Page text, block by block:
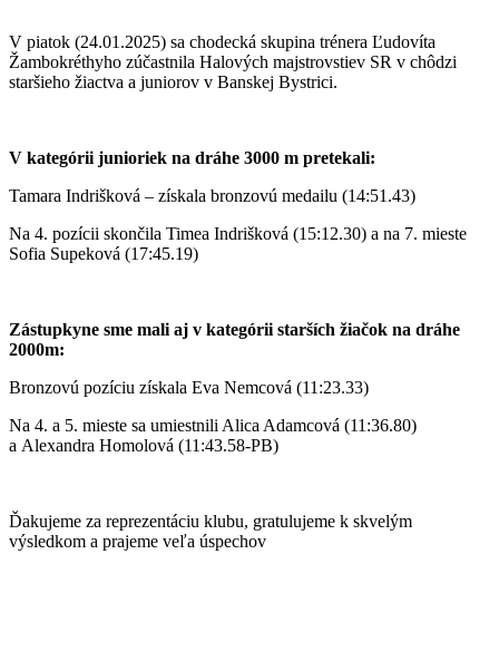
V piatok (24.01.2025) sa chodecká skupina trénera Ľudovíta
Žambokréthyho zúčastnila Halových majstrovstiev SR v chôdzi
staršieho žiactva a juniorov v Banskej Bystrici.
V kategórii junioriek na dráhe 3000 m pretekali:
Tamara Indrišková – získala bronzovú medailu (14:51.43)
Na 4. pozícii skončila Timea Indrišková (15:12.30) a na 7. mieste
Sofia Supeková (17:45.19)
Zástupkyne sme mali aj v kategórii starších žiačok na dráhe
2000m:
Bronzovú pozíciu získala Eva Nemcová (11:23.33)
Na 4. a 5. mieste sa umiestnili Alica Adamcová (11:36.80)
a Alexandra Homolová (11:43.58-PB)
Ďakujeme za reprezentáciu klubu, gratulujeme k skvelým
výsledkom a prajeme veľa úspechov